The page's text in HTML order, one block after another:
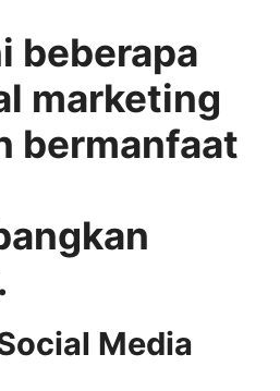
beberapa
marketing
bermanfaat
Media